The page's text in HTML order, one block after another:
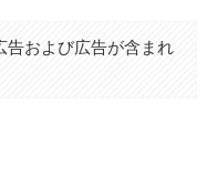
告および広告が含まれ